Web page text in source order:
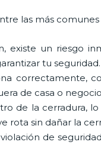
las más comunes
existe un riesgo
tu seguridad.
correctamente,
de casa o
de la cerradura,
rota sin dañar la
de